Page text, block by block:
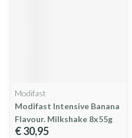
Modifast
Modifast Intensive Banana
Flavour. Milkshake 8x55g
€ 30,95